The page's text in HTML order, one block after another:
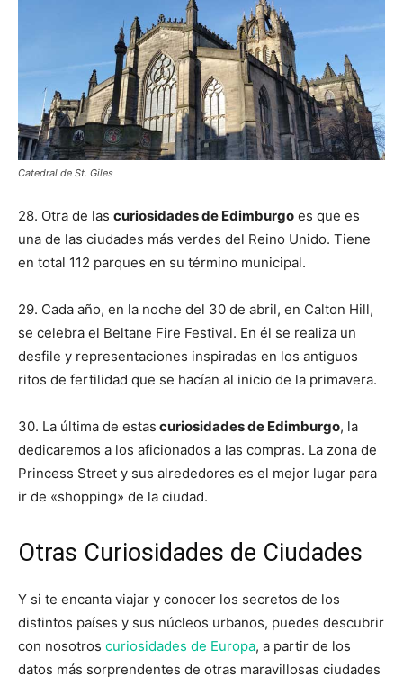
Catedral de St. Giles
28. Otra de las curiosidades de Edimburgo es que es
una de las ciudades más verdes del Reino Unido. Tiene
en total 112 parques en su término municipal.
29. Cada año, en la noche del 30 de abril, en Calton Hill,
se celebra el Beltane Fire Festival. En él se realiza un
desfile y representaciones inspiradas en los antiguos
ritos de fertilidad que se hacían al inicio de la primavera.
30. La última de estas curiosidades de Edimburgo, la
dedicaremos a los aficionados a las compras. La zona de
Princess Street y sus alrededores es el mejor lugar para
ir de «shopping» de la ciudad.
Otras Curiosidades de Ciudades
Y si te encanta viajar y conocer los secretos de los
distintos países y sus núcleos urbanos, puedes descubrir
con nosotros curiosidades de Europa, a partir de los
datos más sorprendentes de otras maravillosas ciudades